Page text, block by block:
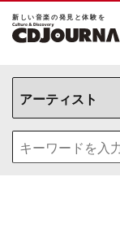
新しい⾳楽の発⾒と体験を